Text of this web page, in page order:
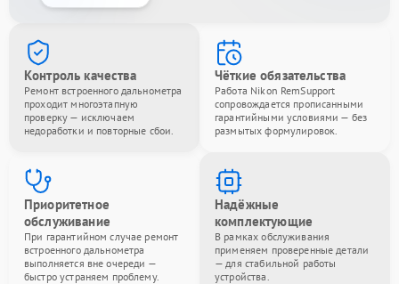
Контроль качества
Ремонт встроенного дальнометра
проходит многоэтапную
проверку — исключаем
недоработки и повторные сбои.
Чёткие обязательства
Работа Nikon RemSupport
сопровождается прописанными
гарантийными условиями — без
размытых формулировок.
Приоритетное
обслуживание
При гарантийном случае ремонт
встроенного дальнометра
выполняется вне очереди —
быстро устраняем проблему.
Надёжные
комплектующие
В рамках обслуживания
применяем проверенные детали
— для стабильной работы
устройства.